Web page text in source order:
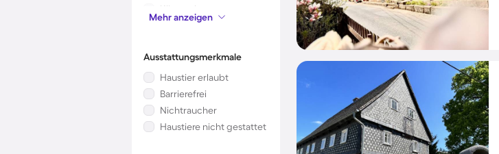
Klimaanlage
Mikrowelle
Mehr anzeigen
Ausstattungsmerkmale
Haustier erlaubt
Barrierefrei
Nichtraucher
Haustiere nicht gestattet